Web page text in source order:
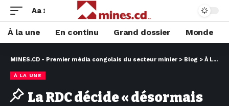
Aa
À la une En continu Grand dossier Monde
MINES.CD - Premier média congolais du secteur minier > Blog > À LA UNE
À LA UNE
La RDC décide « désormais